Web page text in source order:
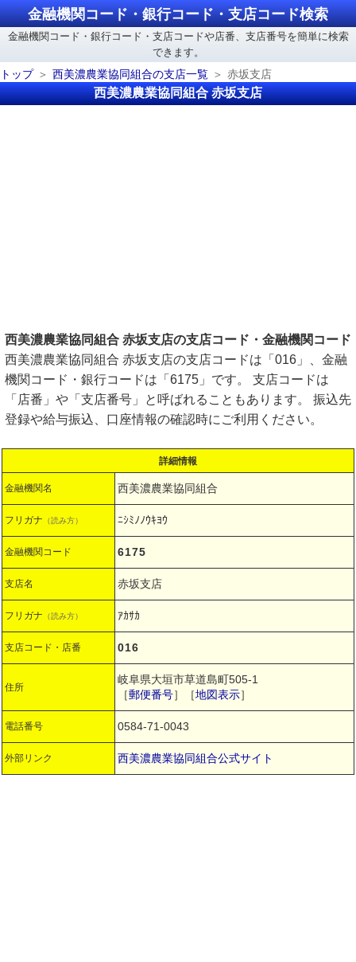
金融機関コード・銀行コード・支店コード検索
金融機関コード・銀行コード・支店コードや店番、支店番号を簡単に検索
できます。
トップ
西美濃農業協同組合の支店一覧 赤坂支店
西美濃農業協同組合 赤坂支店
西美濃農業協同組合 赤坂支店の支店コード・金融機関コード
西美濃農業協同組合 赤坂支店の支店コードは「016」、金融
機関コード・銀行コードは「6175」です。 支店コードは
「店番」や「支店番号」と呼ばれることもあります。 振込先
登録や給与振込、口座情報の確認時にご利用ください。
詳細情報
金融機関名 西美濃農業協同組合
フリガナ （読み方） ﾆｼﾐﾉﾉｳｷﾖｳ
金融機関コード 6175
支店名 赤坂支店
フリガナ （読み方） ｱｶｻｶ
支店コード・店番 016
住所
岐阜県大垣市草道島町505-1
［郵便番号］［地図表示］
電話番号 0584-71-0043
外部リンク 西美濃農業協同組合公式サイト